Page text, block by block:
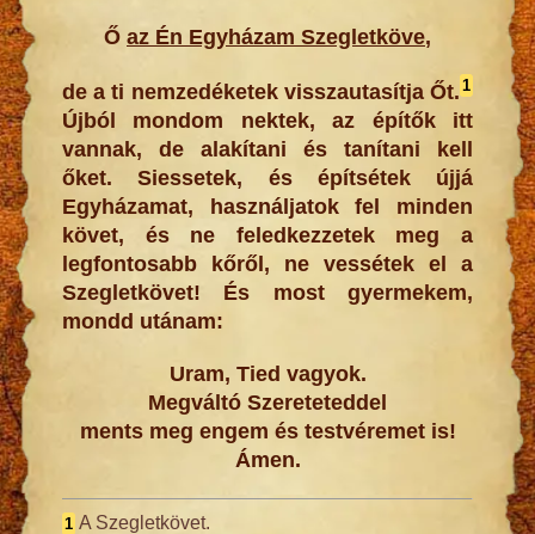
Ő az Én Egyházam Szegletköve,
de a ti nemzedéketek visszautasítja Őt. 1
Újból mondom nektek, az építők itt
vannak, de alakítani és tanítani kell
őket. Siessetek, és építsétek újjá
Egyházamat, használjatok fel minden
követ, és ne feledkezzetek meg a
legfontosabb kőről, ne vessétek el a
Szegletkövet! És most gyermekem,
mondd utánam:
Uram, Tied vagyok.
Megváltó Szereteteddel
ments meg engem és testvéremet is!
Ámen.
1 A Szegletkövet.